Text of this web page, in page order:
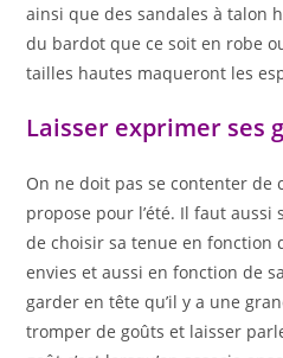
ainsi que des sandales à talon
du bardot que ce soit en robe
tailles hautes maqueront les
Laisser exprimer ses
On ne doit pas se contenter de
propose pour l’été. Il faut
de choisir sa tenue en fonction
envies et aussi en fonction de
garder en tête qu’il y a une
tromper de goûts et laisser